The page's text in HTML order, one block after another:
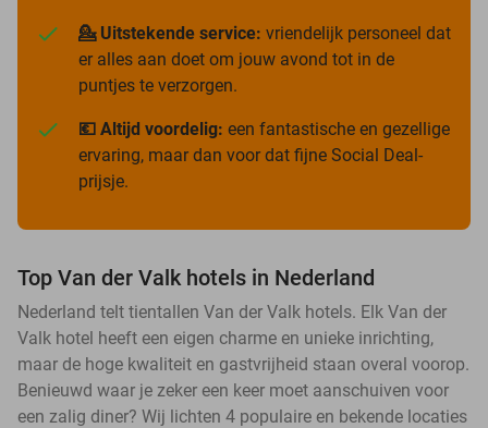
💁 Uitstekende service: vriendelijk personeel dat
er alles aan doet om jouw avond tot in de
puntjes te verzorgen.
💶 Altijd voordelig: een fantastische en gezellige
ervaring, maar dan voor dat fijne Social Deal-
prijsje.
Top Van der Valk hotels in Nederland
Nederland telt tientallen Van der Valk hotels. Elk Van der
Valk hotel heeft een eigen charme en unieke inrichting,
maar de hoge kwaliteit en gastvrijheid staan overal voorop.
Benieuwd waar je zeker een keer moet aanschuiven voor
een zalig diner? Wij lichten 4 populaire en bekende locaties